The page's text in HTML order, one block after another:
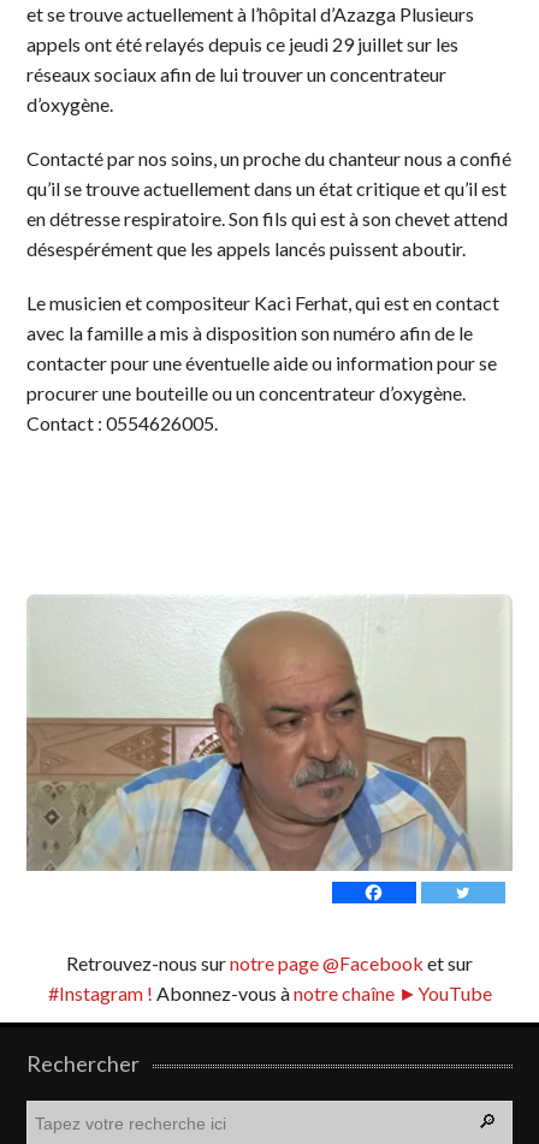
et se trouve actuellement à l’hôpital d’Azazga Plusieurs
appels ont été relayés depuis ce jeudi 29 juillet sur les
réseaux sociaux afin de lui trouver un concentrateur
d’oxygène.
Contacté par nos soins, un proche du chanteur nous a confié
qu’il se trouve actuellement dans un état critique et qu’il est
en détresse respiratoire. Son fils qui est à son chevet attend
désespérément que les appels lancés puissent aboutir.
Le musicien et compositeur Kaci Ferhat, qui est en contact
avec la famille a mis à disposition son numéro afin de le
contacter pour une éventuelle aide ou information pour se
procurer une bouteille ou un concentrateur d’oxygène.
Contact : 0554626005.
Retrouvez-nous surnotre page @Facebook et sur
#Instagram ! Abonnez-vous ànotre chaîne ►YouTube
Rechercher